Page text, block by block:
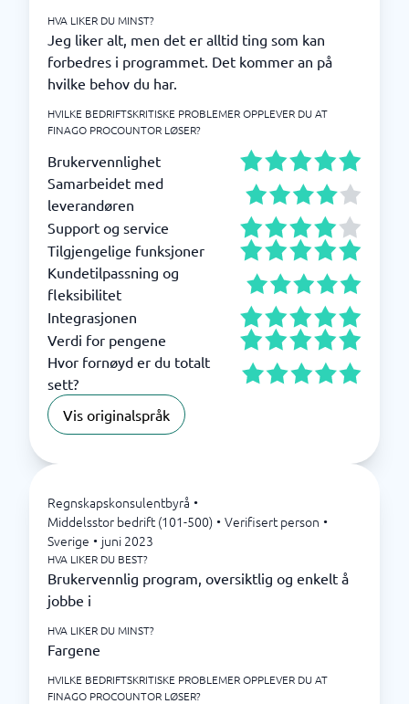
HVA LIKER DU MINST?
Jeg liker alt, men det er alltid ting som kan
forbedres i programmet. Det kommer an på
hvilke behov du har.
HVILKE BEDRIFTSKRITISKE PROBLEMER OPPLEVER DU AT
FINAGO PROCOUNTOR LØSER?
Brukervennlighet
Samarbeidet med
leverandøren
Support og service
Tilgjengelige funksjoner
Kundetilpassning og
fleksibilitet
Integrasjonen
Verdi for pengene
Hvor fornøyd er du totalt
sett?
Vis originalspråk
Regnskapskonsulentbyrå •
Middelsstor bedrift (101-500) • Verifisert person •
Sverige • juni 2023
HVA LIKER DU BEST?
Brukervennlig program, oversiktlig og enkelt å
jobbe i
HVA LIKER DU MINST?
Fargene
HVILKE BEDRIFTSKRITISKE PROBLEMER OPPLEVER DU AT
FINAGO PROCOUNTOR LØSER?